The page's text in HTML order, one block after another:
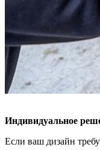
Индивидуальное
Если ваш дизайн